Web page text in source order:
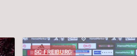
SC FREIBURG